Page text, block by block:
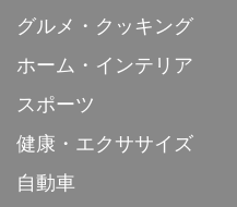
グルメ・クッキング
ホーム・インテリア
スポーツ
健康・エクササイズ
自動車